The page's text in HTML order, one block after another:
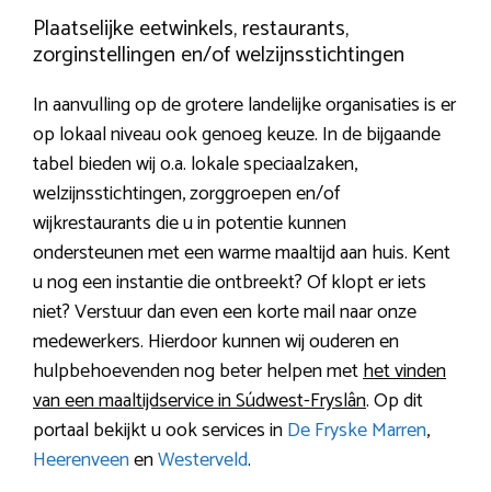
Plaatselijke eetwinkels, restaurants,
zorginstellingen en/of welzijnsstichtingen
In aanvulling op de grotere landelijke organisaties is er
op lokaal niveau ook genoeg keuze. In de bijgaande
tabel bieden wij o.a. lokale speciaalzaken,
welzijnsstichtingen, zorggroepen en/of
wijkrestaurants die u in potentie kunnen
ondersteunen met een warme maaltijd aan huis. Kent
u nog een instantie die ontbreekt? Of klopt er iets
niet? Verstuur dan even een korte mail naar onze
medewerkers. Hierdoor kunnen wij ouderen en
hulpbehoevenden nog beter helpen methet vinden
van een maaltijdservice in Súdwest-Fryslân. Op dit
portaal bekijkt u ook services inDe Fryske Marren,
HeerenveenenWesterveld.